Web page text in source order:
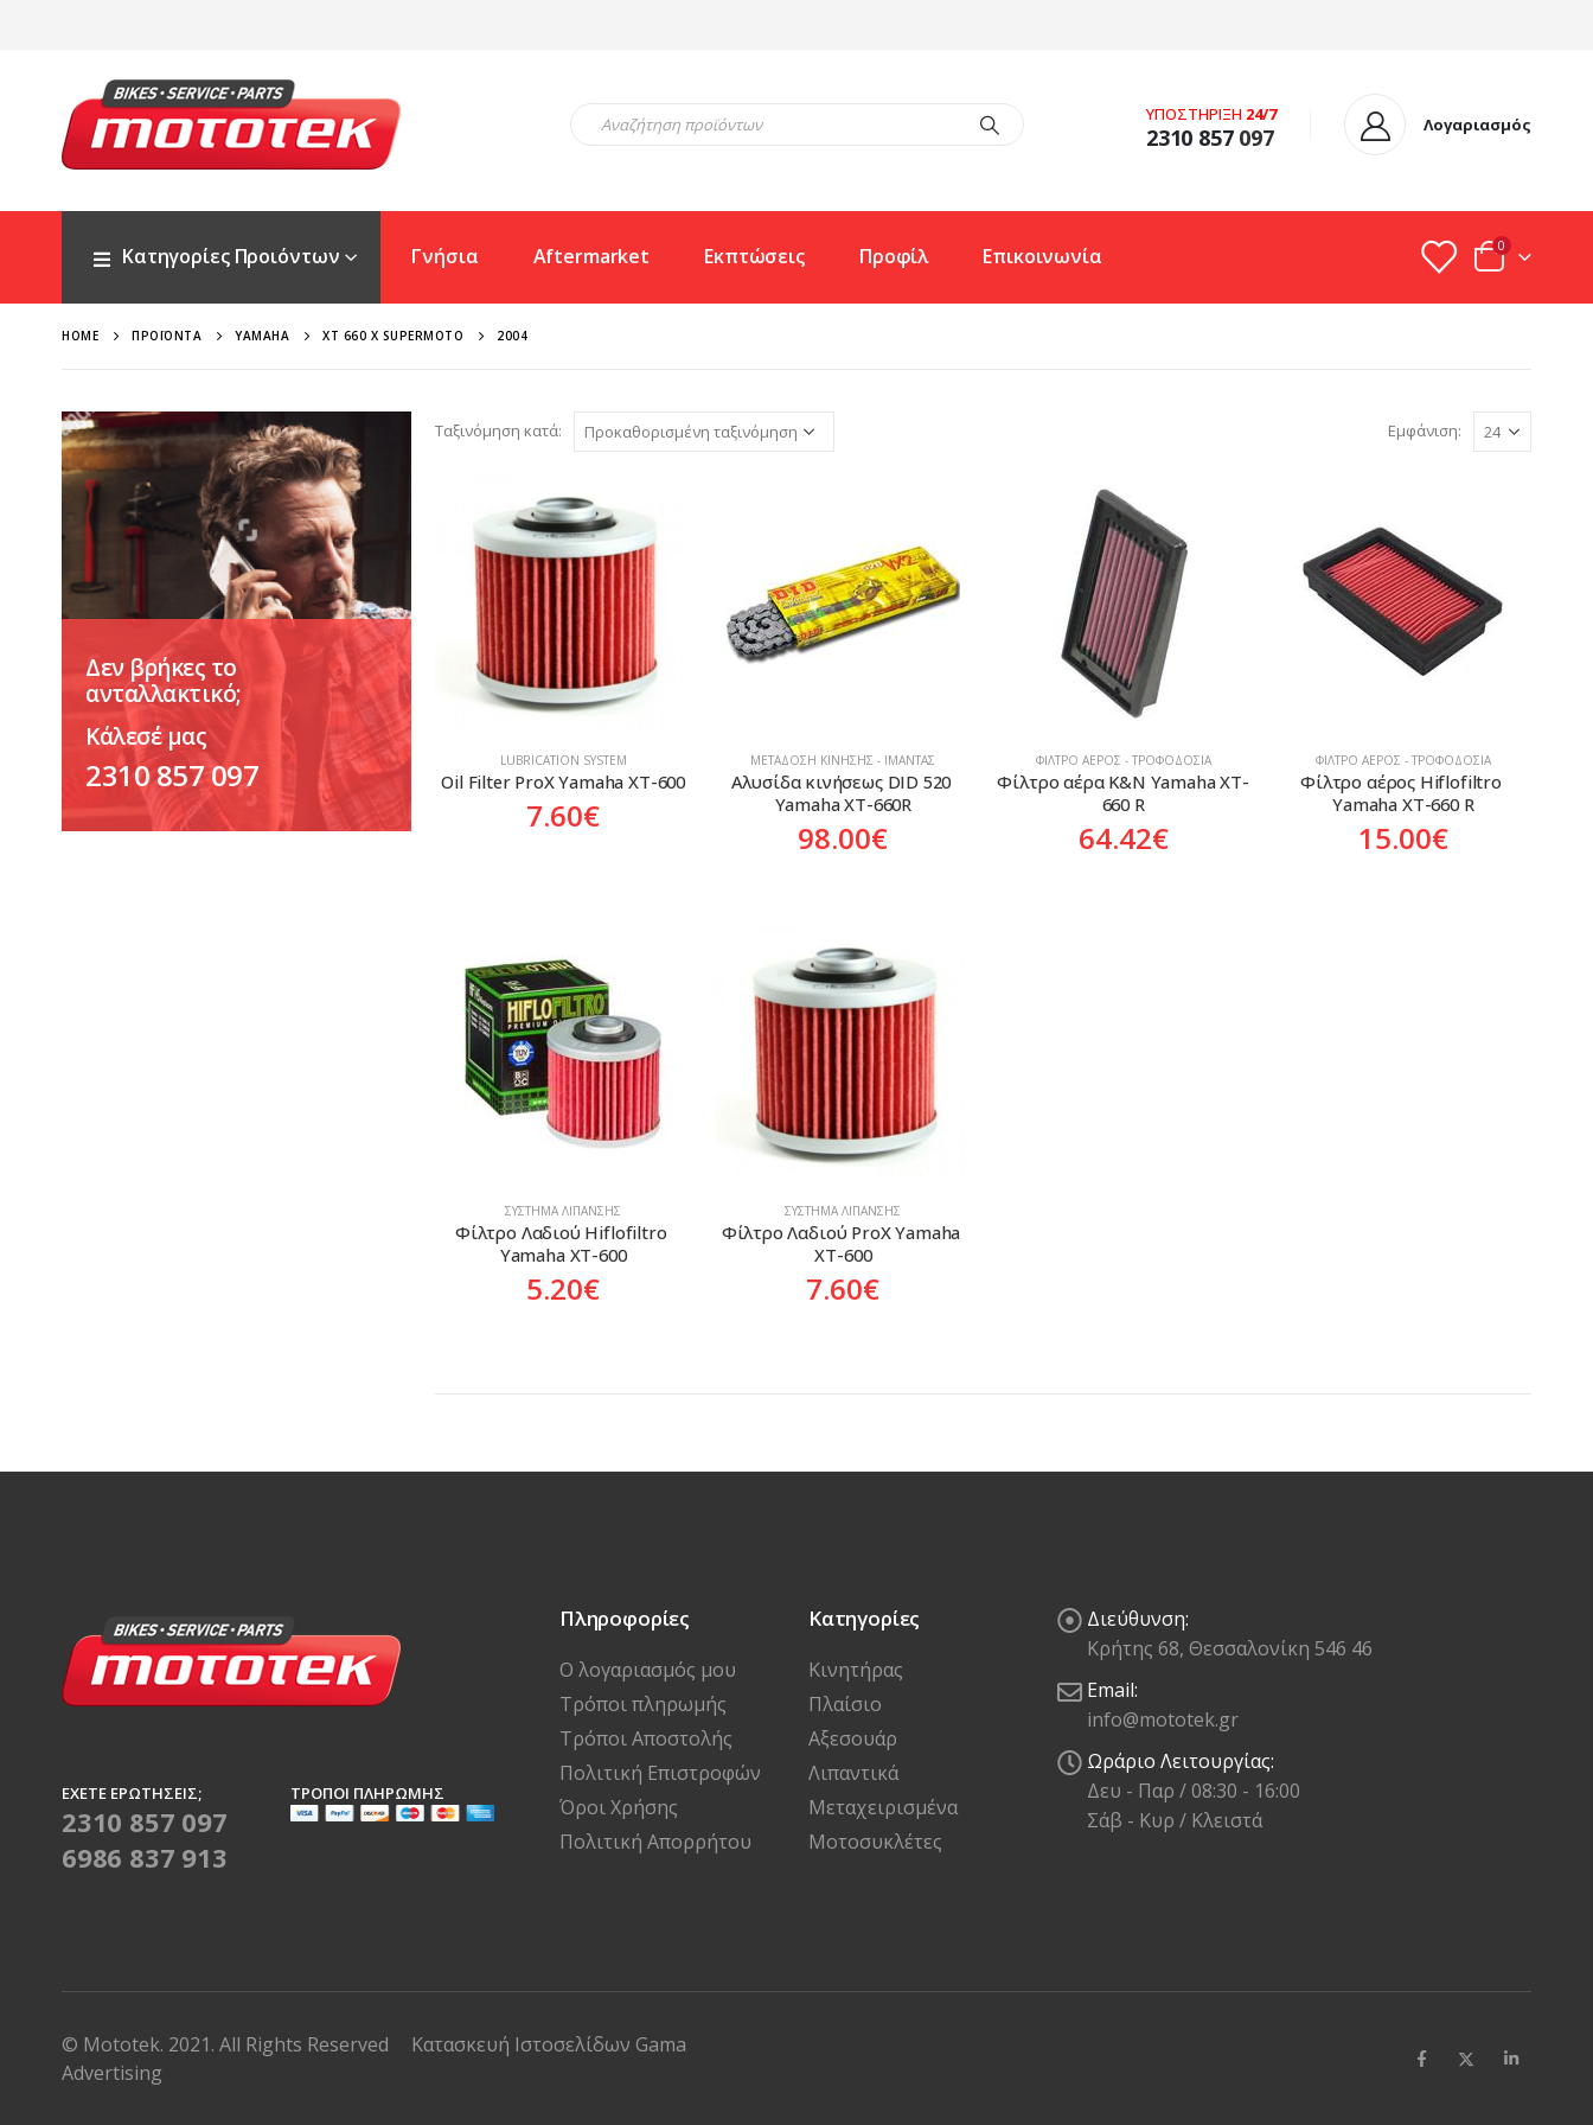
ΥΠΟΣΤΗΡΙΞΗ 24/7
2310 857097 Λογαριασμός
Κατηγορίες Προιόντων Γνήσια Aftermarket Εκπτώσεις Προφίλ Επικοινωνία 0
HOME ΠΡΟΪΌΝΤΑ YAMAHA XT 660 X SUPERMOTO 2004
Ταξινόμηση κατά: Εμφάνιση:
LUBRICATION SYSTEM
Oil Filter ProX Yamaha XT-600
7.60€
ΜΕΤΆΔΟΣΗ ΚΊΝΗΣΗΣ - ΙΜΆΝΤΑΣ
Αλυσίδα κινήσεως DID 520
Yamaha XT-660R
98.00€
ΦΊΛΤΡΟ ΑΈΡΟΣ - ΤΡΟΦΟΔΟΣΊΑ
Φίλτρο αέρα K&N Yamaha XT-
660 R
64.42€
ΦΊΛΤΡΟ ΑΈΡΟΣ - ΤΡΟΦΟΔΟΣΊΑ
Φίλτρο αέρος Hiflofiltro
Yamaha XT-660 R
15.00€
ΣΎΣΤΗΜΑ ΛΊΠΑΝΣΗΣ
Φίλτρο Λαδιού Hiflofiltro
Yamaha XT-600
5.20€
ΣΎΣΤΗΜΑ ΛΊΠΑΝΣΗΣ
Φίλτρο Λαδιού ProX Yamaha
XT-600
7.60€
Δεν βρήκες το
ανταλλακτικό;
Κάλεσέ μας
2310 857 097
ΈΧΕΤΕ ΕΡΩΤΉΣΕΙΣ;
2310 857 097
6986 837 913
ΤΡΌΠΟΙ ΠΛΗΡΩΜΉΣ
Πληροφορίες
Ο λογαριασμός μου
Τρόποι πληρωμής
Τρόποι Αποστολής
Πολιτική Επιστροφών
Όροι Χρήσης
Πολιτική Απορρήτου
Κατηγορίες
Κινητήρας
Πλαίσιο
Αξεσουάρ
Λιπαντικά
Μεταχειρισμένα
Μοτοσυκλέτες
Διεύθυνση:
Κρήτης 68, Θεσσαλονίκη 546 46
Email:
info@mototek.gr
Ωράριο Λειτουργίας:
Δευ - Παρ / 08:30 - 16:00
Σάβ - Κυρ / Κλειστά
© Mototek. 2021. All Rights Reserved Κατασκευή Ιστοσελίδων Gama
Advertising